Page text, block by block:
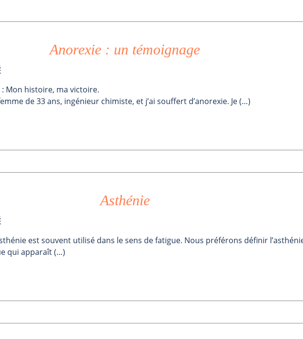
Anorexie : un témoignage
Mon histoire, ma victoire.
de 33 ans, ingénieur chimiste, et j’ai souffert d’anorexie. Je (…)
Asthénie
est souvent utilisé dans le sens de fatigue. Nous préférons définir
qui apparaît (…)